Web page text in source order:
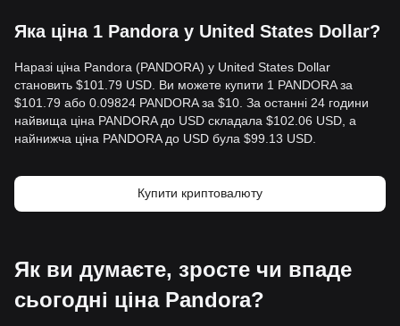
Яка ціна 1 Pandora у United States Dollar?
Наразі ціна Pandora (PANDORA) у United States Dollar
становить $101.79 USD. Ви можете купити 1 PANDORA за
$101.79 або 0.09824 PANDORA за $10. За останні 24 години
найвища ціна PANDORA до USD складала $102.06 USD, а
найнижча ціна PANDORA до USD була $99.13 USD.
Купити криптовалюту
Як ви думаєте, зросте чи впаде
сьогодні ціна Pandora?